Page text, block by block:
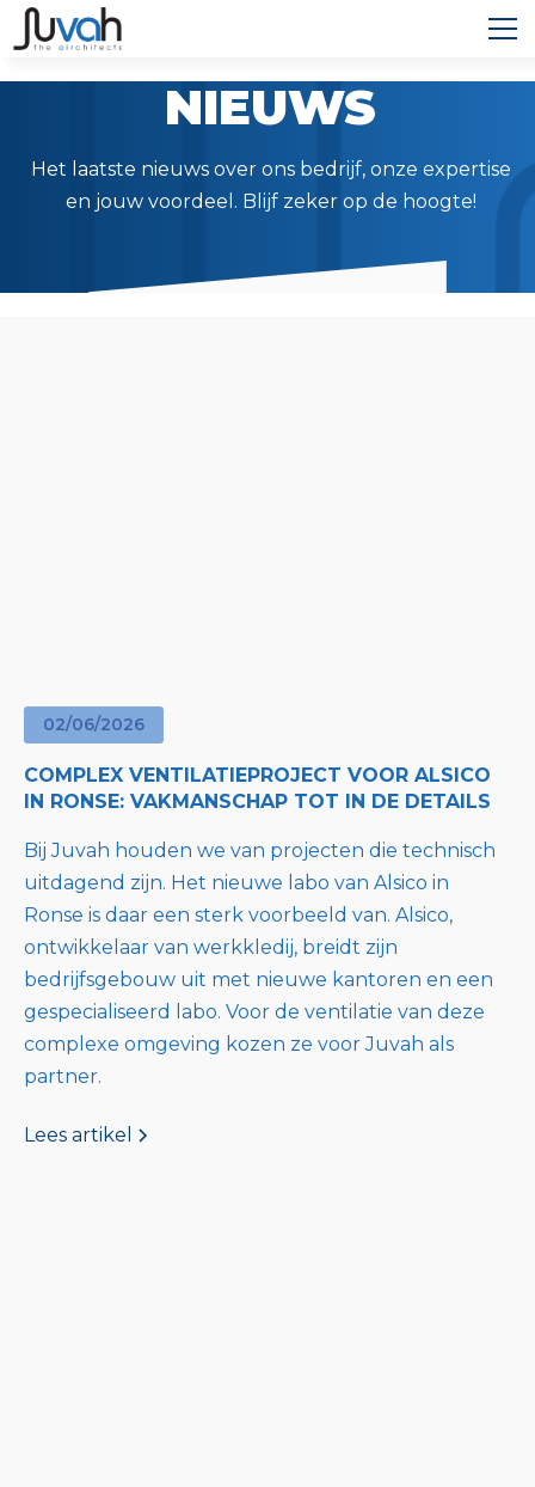
NIEUWS
Het laatste nieuws over ons bedrijf, onze expertise
en jouw voordeel. Blijf zeker op de hoogte!
02/06/2026
COMPLEX VENTILATIEPROJECT VOOR ALSICO
IN RONSE: VAKMANSCHAP TOT IN DE DETAILS
Bij Juvah houden we van projecten die technisch
uitdagend zijn. Het nieuwe labo van Alsico in
Ronse is daar een sterk voorbeeld van. Alsico,
ontwikkelaar van werkkledij, breidt zijn
bedrijfsgebouw uit met nieuwe kantoren en een
gespecialiseerd labo. Voor de ventilatie van deze
complexe omgeving kozen ze voor Juvah als
partner.
Lees artikel